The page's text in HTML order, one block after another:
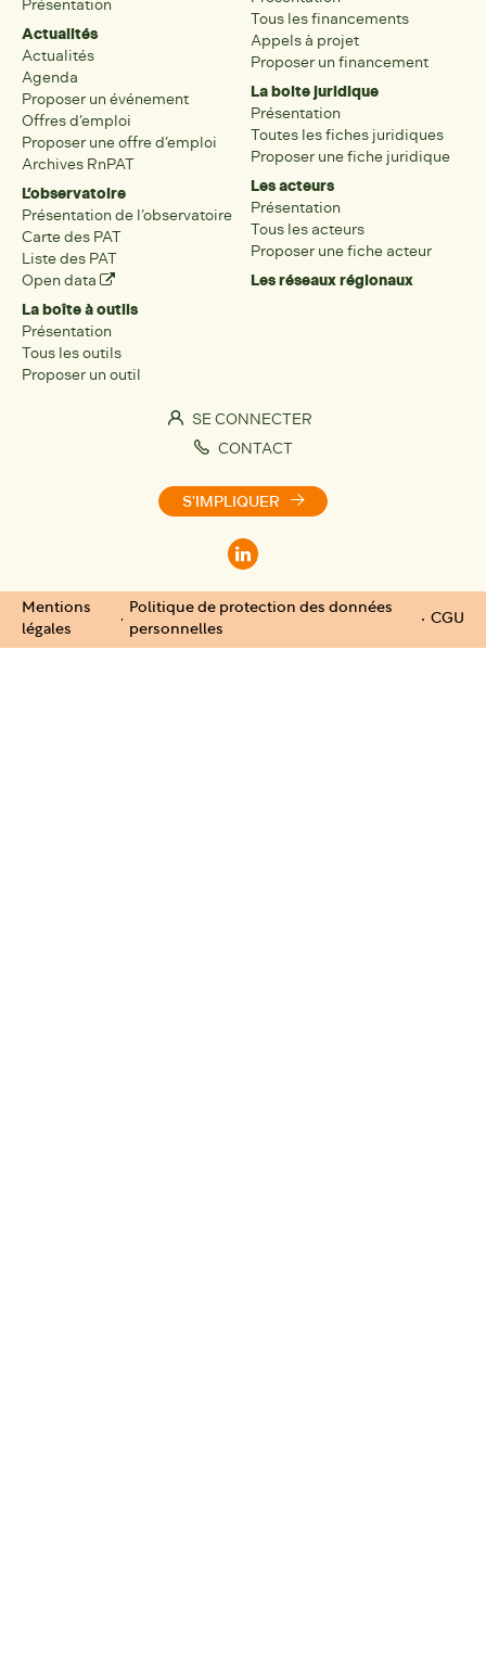
Présentation
Actualités
Actualités
Agenda
Proposer un événement
Offres d’emploi
Proposer une offre d’emploi
Archives RnPAT
L’observatoire
Présentation de l’observatoire
Carte des PAT
Liste des PAT
Open data
La boîte à outils
Présentation
Tous les outils
Proposer un outil
Tous les financements
Appels à projet
Proposer un financement
La boite juridique
Présentation
Toutes les fiches juridiques
Proposer une fiche juridique
Les acteurs
Présentation
Tous les acteurs
Proposer une fiche acteur
Les réseaux régionaux
SE CONNECTER
CONTACT
S'IMPLIQUER
Mentions
légales
Politique de protection des données
personnelles
CGU